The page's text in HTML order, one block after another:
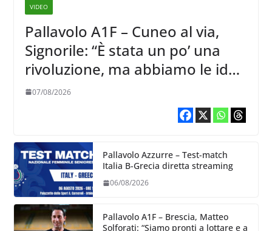
VIDEO
Pallavolo A1F – Cuneo al via,
Signorile: “È stata un po’ una
rivoluzione, ma abbiamo le idee
chiare siu cosa vogliamo fare”
07/08/2026
Pallavolo Azzurre – Test-match
Italia B-Grecia diretta streaming
06/08/2026
Pallavolo A1F – Brescia, Matteo
Solforati: “Siamo pronti a lottare e a